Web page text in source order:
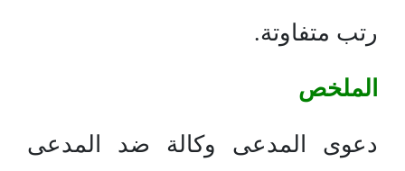
رتب متفاوتة.
الملخص
دعوى المدعى وكالة ضد المدعى